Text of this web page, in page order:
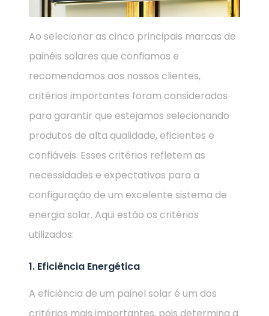
Ao selecionar as cinco principais marcas de
painéis solares que confiamos e
recomendamos aos nossos clientes,
critérios importantes foram considerados
para garantir que estejamos selecionando
produtos de alta qualidade, eficientes e
confiáveis. Esses critérios refletem as
necessidades e expectativas para a
configuração de um excelente sistema de
energia solar. Aqui estão os critérios
utilizados:
1. Eficiência Energética
A eficiência de um painel solar é um dos
critérios mais importantes, pois determina a